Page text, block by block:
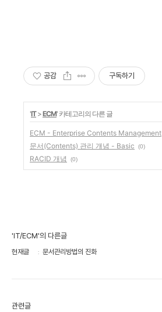
공감 구독하기
'IT>ECM' 카테고리의 다른 글
ECM - Enterprise Contents Management
문서(Contents) 관리 걔념 - Basic (0)
RACID 개념 (0)
'IT/ECM'의 다른글
현재글 문서관리방법의 진화
관련글